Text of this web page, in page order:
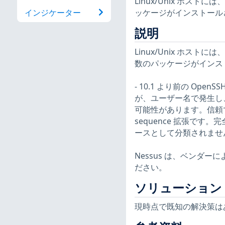
インジケーター
ッケージがインストー
説明
Linux/Unix ホストには
数のパッケージがイン
- 10.1 より前の
が、ユーザー名で発生
可能性があります。信
sequence 拡張です。完
ースとして分類されま
Nessus は、ベンダーに
ださい。
ソリューション
現時点で既知の解決策